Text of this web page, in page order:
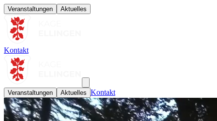
Veranstaltungen Aktuelles
Kontakt
Veranstaltungen Aktuelles Kontakt